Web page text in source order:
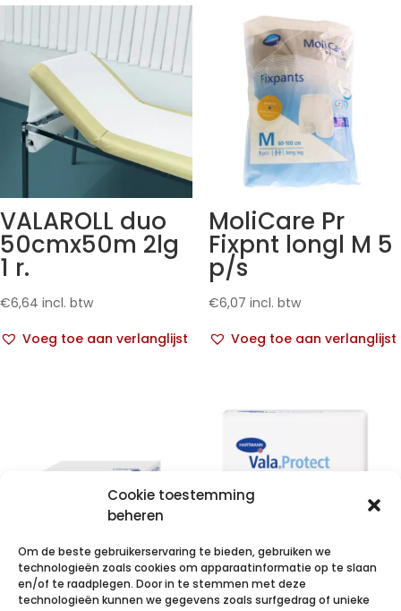
Cookie toestemming
beheren
Om de beste gebruikerservaring te bieden, gebruiken we
technologieën zoals cookies om apparaatinformatie op te slaan
en/of te raadplegen. Door in te stemmen met deze
technologieën kunnen we gegevens zoals surfgedrag of unieke
VALAROLL duo
50cmx50m 2lg
1 r.
€6,64 incl. btw
Voeg toe aan verlanglijst
MoliCare Pr
Fixpnt longl M 5
p/s
€6,07 incl. btw
Voeg toe aan verlanglijst